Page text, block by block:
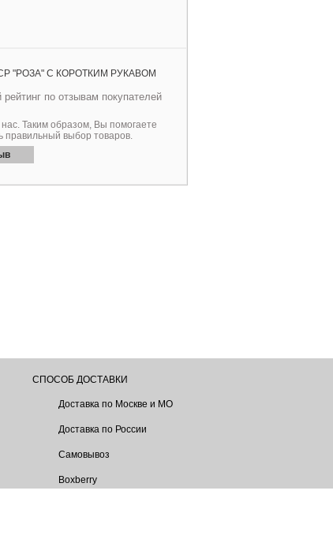
"РОЗА" С КОРОТКИМ РУКАВОМ
по отзывам покупателей
Таким образом, Вы помогаете
правильный выбор товаров.
СПОСОБ ДОСТАВКИ
Доставка по Москве и МО
Доставка по России
Самовывоз
Boxberry